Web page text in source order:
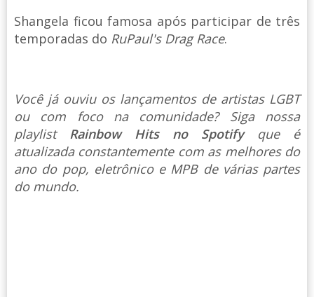
Shangela ficou famosa após participar de três
temporadas do RuPaul's Drag Race.
Você já ouviu os lançamentos de artistas LGBT
ou com foco na comunidade? Siga nossa
playlist Rainbow Hits no Spotify que é
atualizada constantemente com as melhores do
ano do pop, eletrônico e MPB de várias partes
do mundo.